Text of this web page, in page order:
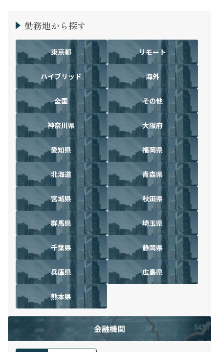
勤務地から探す
東京都 リモート
ハイブリッド 海外
全国 その他
神奈川県 大阪府
愛知県 福岡県
北海道 青森県
宮城県 秋田県
群馬県 埼玉県
千葉県 静岡県
兵庫県 広島県
熊本県
金融機関